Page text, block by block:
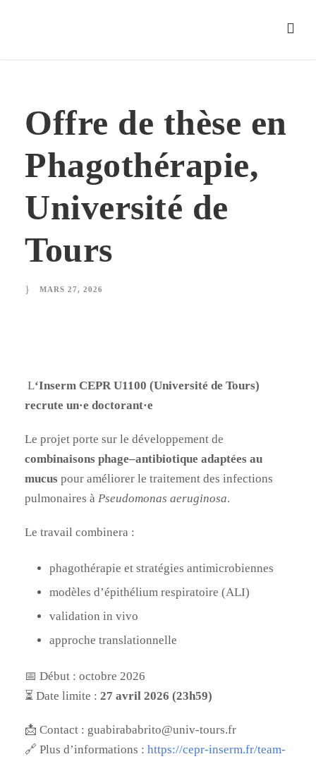
Offre de thèse en
Phagothérapie,
Université de
Tours
MARS 27, 2026
L‘Inserm CEPR U1100 (Université de Tours)
recrute un·e doctorant·e
Le projet porte sur le développement de
combinaisons phage–antibiotique adaptées au
mucus pour améliorer le traitement des infections
pulmonaires à Pseudomonas aeruginosa.
Le travail combinera :
phagothérapie et stratégies antimicrobiennes
modèles d’épithélium respiratoire (ALI)
validation in vivo
approche translationnelle
📅 Début : octobre 2026
⏳ Date limite : 27 avril 2026 (23h59)
📩 Contact : guabirababrito@univ-tours.fr
🔗 Plus d’informations : https://cepr-inserm.fr/team-